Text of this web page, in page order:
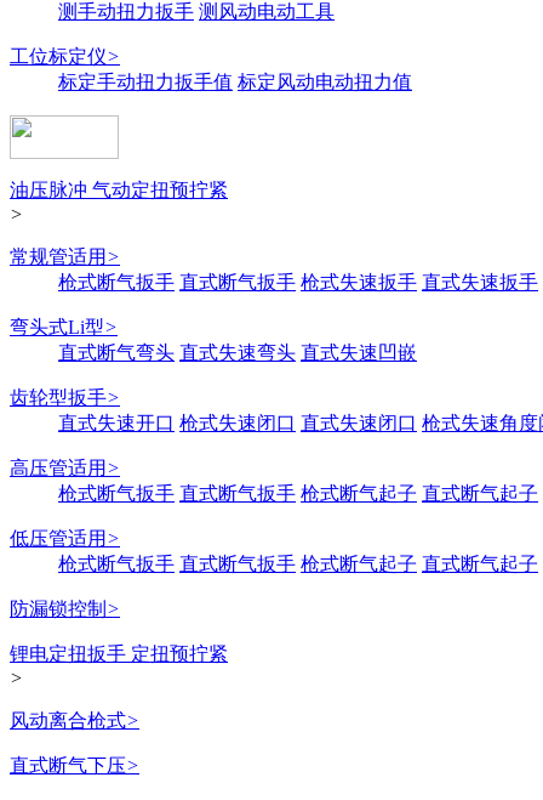
测手动扭力扳手 测风动电动工具
工位标定仪>
标定手动扭力扳手值 标定风动电动扭力值
油压脉冲 气动定扭预拧紧
>
常规管适用 >
枪式断气扳手 直式断气扳手 枪式失速扳手 直式失速扳手
弯头式Li型>
直式断气弯头 直式失速弯头 直式失速凹嵌
齿轮型扳手>
直式失速开口 枪式失速闭口 直式失速闭口 枪式失速角度
高压管适用 >
枪式断气扳手 直式断气扳手 枪式断气起子 直式断气起子
低压管适用 >
枪式断气扳手 直式断气扳手 枪式断气起子 直式断气起子
防漏锁控制 >
锂电定扭扳手 定扭预拧紧
>
风动离合枪式>
直式断气下压>